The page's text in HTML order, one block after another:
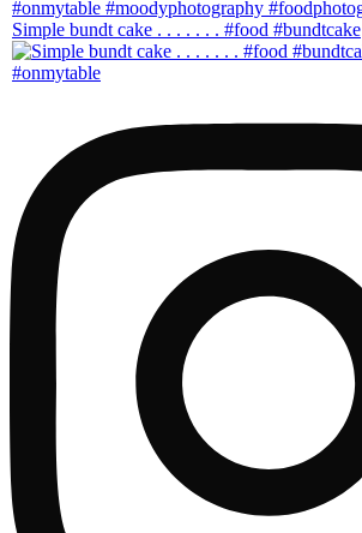
Simple bundt cake . . . . . . . #food #bundtcake